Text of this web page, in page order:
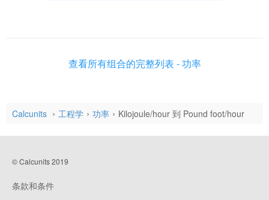
查看所有组合的完整列表 - 功率
Calcunits 工程学 功率 Kilojoule/hour 到 Pound foot/hour
© Calcunits 2019
条款和条件